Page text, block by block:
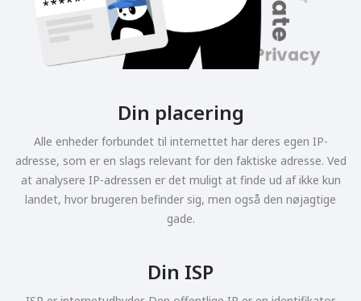
Din placering
Alle enheder forbundet til internettet har deres egen IP-
adresse, som er en slags relevant for den faktiske adresse. Ved
at analysere IP-adressen er det muligt at finde ud af ikke kun
landet, hvor brugeren befinder sig, men også den nøjagtige
gade.
Din ISP